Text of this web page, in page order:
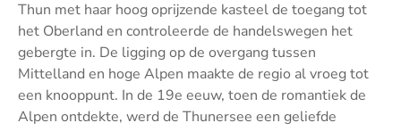
Thun met haar hoog oprijzende kasteel de toegang tot
het Oberland en controleerde de handelswegen het
gebergte in. De ligging op de overgang tussen
Mittelland en hoge Alpen maakte de regio al vroeg tot
een knooppunt. In de 19e eeuw, toen de romantiek de
Alpen ontdekte, werd de Thunersee een geliefde